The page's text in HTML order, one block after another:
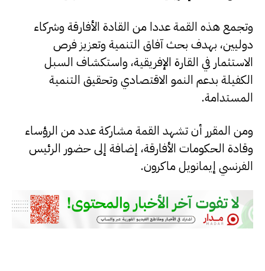
وتجمع هذه القمة عددا من القادة الأفارقة وشركاء
دوليين، بهدف بحث آفاق التنمية وتعزيز فرص
الاستثمار في القارة الإفريقية، واستكشاف السبل
الكفيلة بدعم النمو الاقتصادي وتحقيق التنمية
المستدامة.
ومن المقرر أن تشهد القمة مشاركة عدد من الرؤساء
وقادة الحكومات الأفارقة، إضافة إلى حضور الرئيس
الفرنسي إيمانويل ماكرون.